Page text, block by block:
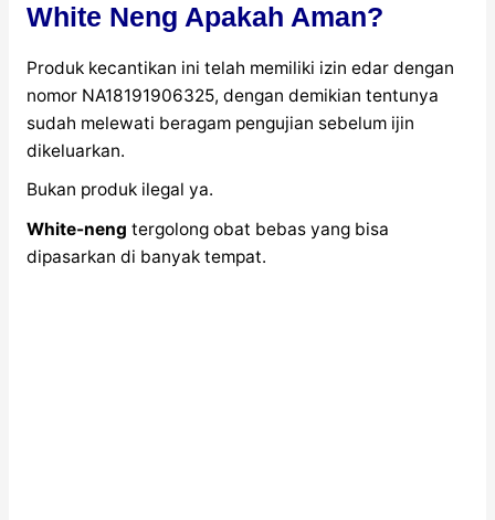
White Neng Apakah Aman?
Produk kecantikan ini telah memiliki izin edar dengan
nomor NA18191906325, dengan demikian tentunya
sudah melewati beragam pengujian sebelum ijin
dikeluarkan.
Bukan produk ilegal ya.
White-neng tergolong obat bebas yang bisa
dipasarkan di banyak tempat.